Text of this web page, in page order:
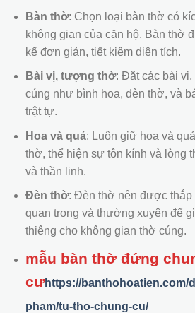
Bàn thờ: Chọn loại bàn thờ có
không gian của căn hộ. Bàn thờ
kế đơn giản, tiết kiệm diện tích.
Bài vị, tượng thờ: Đặt các bài
cúng như bình hoa, đèn thờ, và
trật tự.
Hoa và quả: Luôn giữ hoa và
thờ, thể hiện sự tôn kính và lòng
và thần linh.
Đèn thờ: Đèn thờ nên được thắp
quan trọng và thường xuyên để
thiêng cho không gian thờ cúng.
mẫu bàn thờ đứng
cưhttps://banthohoatien.com/
pham/tu-tho-chung-cu/